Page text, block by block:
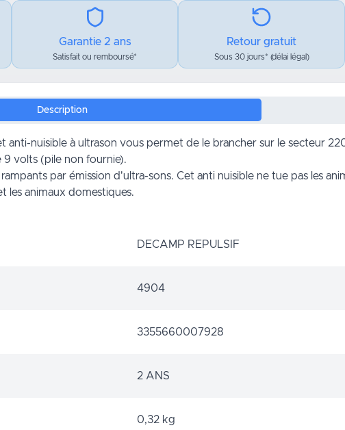
Garantie 2 ans
Satisfait ou remboursé*
Retour gratuit
Sous 30 jours* (délai légal)
Description
anti-nuisible à ultrason vous permet de le brancher sur le secteur
9 volts (pile non fournie).
par émission d'ultra-sons. Cet anti nuisible ne tue pas les
les animaux domestiques.
DECAMP REPULSIF
4904
3355660007928
2 ANS
0,32 kg